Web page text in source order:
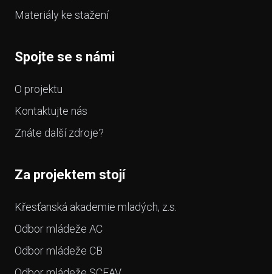
Materiály ke stažení
Spojte se s námi
O projektu
Kontaktujte nás
Znáte další zdroje?
Za projektem stojí
Křesťanská akademie mladých, z.s.
Odbor mládeže AC
Odbor mládeže CB